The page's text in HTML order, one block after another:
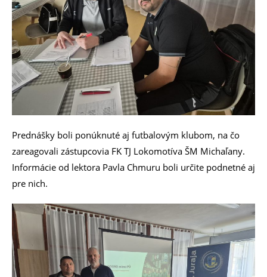
Prednášky boli ponúknuté aj futbalovým klubom, na čo
zareagovali zástupcovia FK TJ Lokomotíva ŠM Michaľany.
Informácie od lektora Pavla Chmuru boli určite podnetné aj
pre nich.